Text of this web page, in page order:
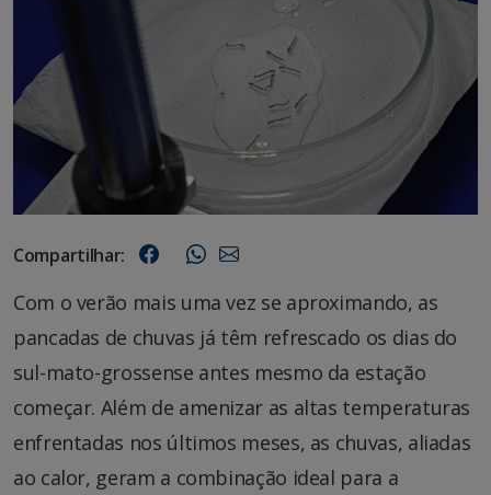
Compartilhar:
Com o verão mais uma vez se aproximando, as
pancadas de chuvas já têm refrescado os dias do
sul-mato-grossense antes mesmo da estação
começar. Além de amenizar as altas temperaturas
enfrentadas nos últimos meses, as chuvas, aliadas
ao calor, geram a combinação ideal para a